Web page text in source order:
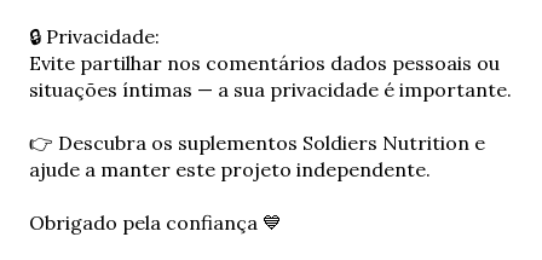
a
r
u
c
o
e
🔒 Privacidade:
Evite partilhar nos comentários dados pessoais ou
situações íntimas — a sua privacidade é importante.
👉 Descubra os suplementos Soldiers Nutrition e
ajude a manter este projeto independente.
Obrigado pela confiança 💙